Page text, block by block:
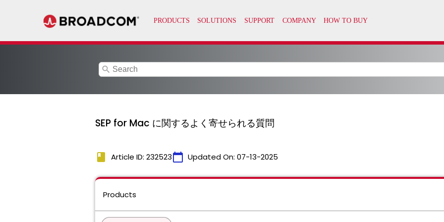
search
SEP for Mac に関するよく寄せられる質問
book Article ID: 232523calendar_today Updated On: 07-13-2025
Products